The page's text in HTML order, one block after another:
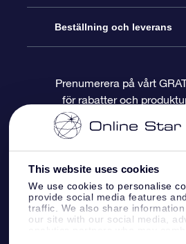
This website uses cookies
We use cookies to personalise
provide social media features
traffic. We also share
our site with our social media,
information that you’ve
Blogg
Recensioner
OSR Gåvopaket
OSR Presentkort
Företagspresenter
Stjärnregiste
Personlig Stjärnsida
One Million Stars
OSR Starsaver
Fly me to the stars VR-app
Beställning och leverans
Betalningsinformation
Returpolicy
Konstellationerna
Prenumerera på vårt
för rabatter och